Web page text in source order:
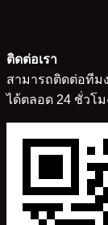
ติดต่อเรา
สามารถติดต่อทีม
ได้ตลอด 24 ชั่วโม